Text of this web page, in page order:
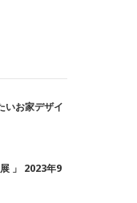
いお家デザイ
」 2023年9